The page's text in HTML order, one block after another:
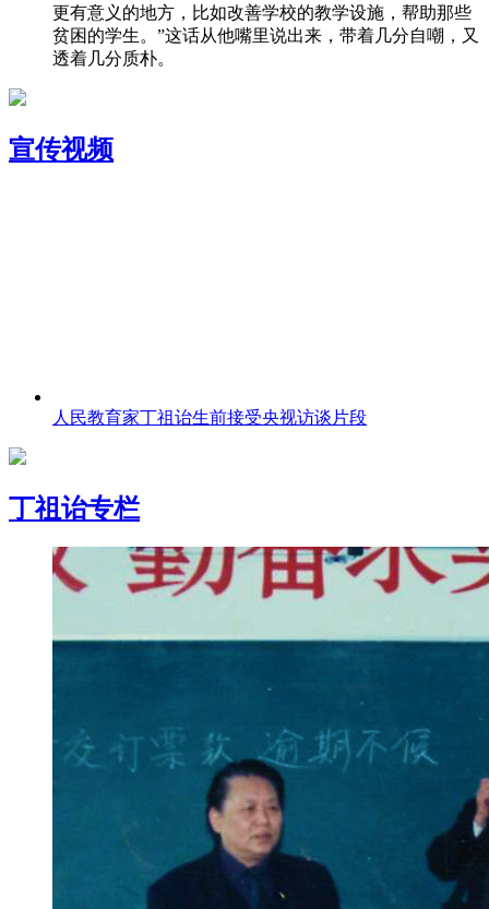
更有意义的地方，比如改善学校的教学设施，帮助那些
贫困的学生。”这话从他嘴里说出来，带着几分自嘲，又
透着几分质朴。
宣传视频
人民教育家丁祖诒生前接受央视访谈片段
丁祖诒专栏